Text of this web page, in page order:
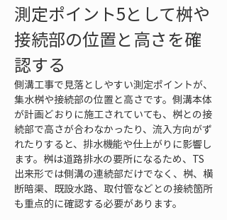
測定ポイント5として桝や
接続部の位置と高さを確
認する
側溝工事で見落としやすい測定ポイントが、
集水桝や接続部の位置と高さです。側溝本体
が計画どおりに施工されていても、桝との接
続部で高さが合わなかったり、流入方向がず
れたりすると、排水機能や仕上がりに影響し
ます。桝は道路排水の要所になるため、TS
出来形では側溝の連続部だけでなく、桝、横
断暗渠、既設水路、取付管などとの接続箇所
も重点的に確認する必要があります。